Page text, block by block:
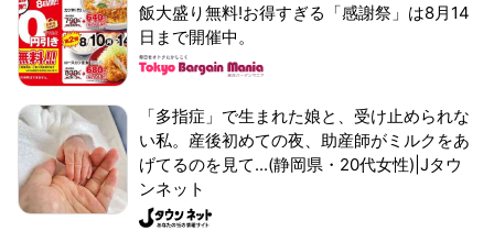
飯大盛り無料!お得すぎる「感謝祭」は8月14
日まで開催中。
「多指症」で生まれた娘と、受け止められな
い私。産後初めての夜、助産師がミルクをあ
げてるのを見て...(静岡県・20代女性)|Jタウ
ンネット